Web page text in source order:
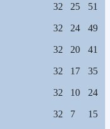
32 25 51
32 24 49
32 20 41
32 17 35
32 10 24
32 7 15